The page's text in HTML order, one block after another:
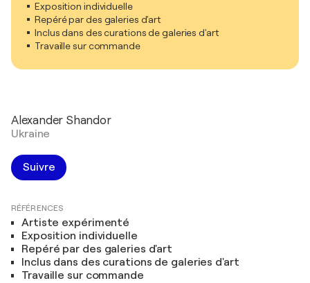
Exposition individuelle
Repéré par des galeries d'art
Inclus dans des curations de galeries d'art
Travaille sur commande
Alexander Shandor
Ukraine
Suivre
RÉFÉRENCES
Artiste expérimenté
Exposition individuelle
Repéré par des galeries d'art
Inclus dans des curations de galeries d'art
Travaille sur commande